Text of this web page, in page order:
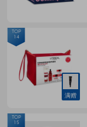
满赠
TOP
14
TOP
15